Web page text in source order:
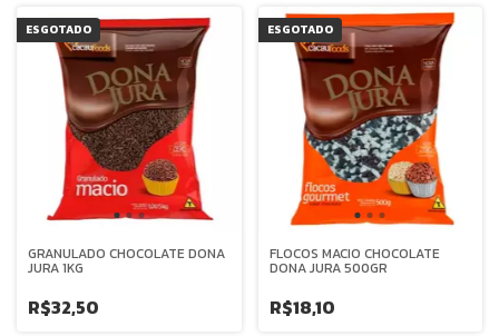
ESGOTADO
GRANULADO CHOCOLATE DONA
JURA 1KG
R$32,50
ESGOTADO
FLOCOS MACIO CHOCOLATE
DONA JURA 500GR
R$18,10